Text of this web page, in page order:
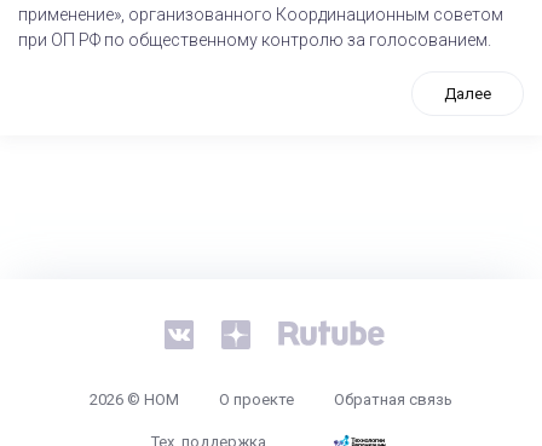
применение», организованного Координационным советом
при ОП РФ по общественному контролю за голосованием.
Далее
2026 © НОМ О проекте Обратная связь
Тех. поддержка